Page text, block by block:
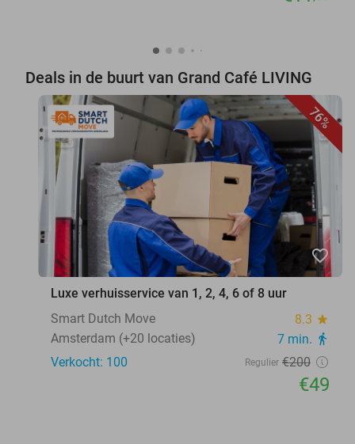
Deals in de buurt van Grand Café LIVING
76%
favorite_border
Luxe verhuisservice van 1, 2, 4, 6 of 8 uur
Smart Dutch Move
8.3 star
Amsterdam (+20 locaties) 7 min. directions_walk
Verkocht: 100 Regulier €200
€49